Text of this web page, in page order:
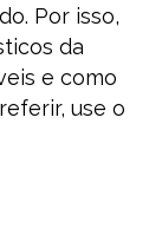
Por isso,
da
e como
use o